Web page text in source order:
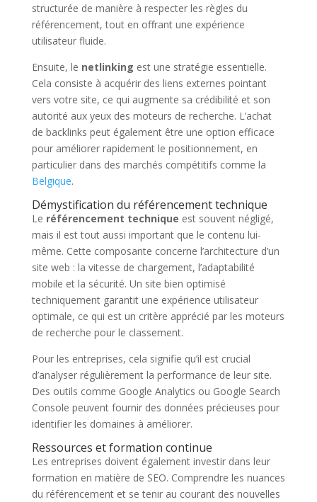
structurée de manière à respecter les règles du
référencement, tout en offrant une expérience
utilisateur fluide.
Ensuite, le netlinking est une stratégie essentielle.
Cela consiste à acquérir des liens externes pointant
vers votre site, ce qui augmente sa crédibilité et son
autorité aux yeux des moteurs de recherche. L’achat
de backlinks peut également être une option efficace
pour améliorer rapidement le positionnement, en
particulier dans des marchés compétitifs comme la
Belgique.
Démystification du référencement technique
Le référencement technique est souvent négligé,
mais il est tout aussi important que le contenu lui-
même. Cette composante concerne l’architecture d’un
site web : la vitesse de chargement, l’adaptabilité
mobile et la sécurité. Un site bien optimisé
techniquement garantit une expérience utilisateur
optimale, ce qui est un critère apprécié par les moteurs
de recherche pour le classement.
Pour les entreprises, cela signifie qu’il est crucial
d’analyser régulièrement la performance de leur site.
Des outils comme Google Analytics ou Google Search
Console peuvent fournir des données précieuses pour
identifier les domaines à améliorer.
Ressources et formation continue
Les entreprises doivent également investir dans leur
formation en matière de SEO. Comprendre les nuances
du référencement et se tenir au courant des nouvelles